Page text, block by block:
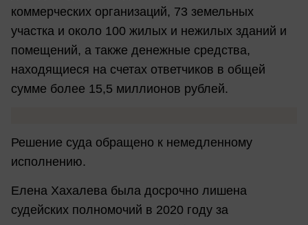
коммерческих организаций, 73 земельных
участка и около 100 жилых и нежилых зданий и
помещений, а также денежные средства,
находящиеся на счетах ответчиков в общей
сумме более 15,5 миллионов рублей.
Решение суда обращено к немедленному
исполнению.
Елена Хахалева была досрочно лишена
судейских полномочий в 2020 году за